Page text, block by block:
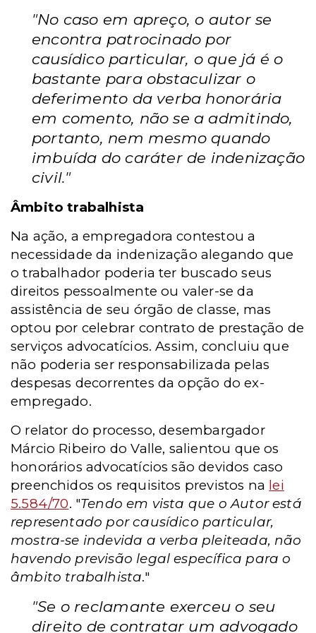
"No caso em apreço, o autor se
encontra patrocinado por
causídico particular, o que já é o
bastante para obstaculizar o
deferimento da verba honorária
em comento, não se a admitindo,
portanto, nem mesmo quando
imbuída do caráter de indenização
civil."
Âmbito trabalhista
Na ação, a empregadora contestou a
necessidade da indenização alegando que
o trabalhador poderia ter buscado seus
direitos pessoalmente ou valer-se da
assistência de seu órgão de classe, mas
optou por celebrar contrato de prestação de
serviços advocatícios. Assim, concluiu que
não poderia ser responsabilizada pelas
despesas decorrentes da opção do ex-
empregado.
O relator do processo, desembargador
Márcio Ribeiro do Valle, salientou que os
honorários advocatícios são devidos caso
preenchidos os requisitos previstos na lei
5.584/70. "Tendo em vista que o Autor está
representado por causídico particular,
mostra-se indevida a verba pleiteada, não
havendo previsão legal específica para o
âmbito trabalhista."
"Se o reclamante exerceu o seu
direito de contratar um advogado